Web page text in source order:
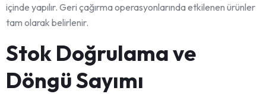
içinde yapılır. Geri çağırma operasyonlarında etkilenen ürünler
tam olarak belirlenir.
Stok Doğrulama ve
Döngü Sayımı